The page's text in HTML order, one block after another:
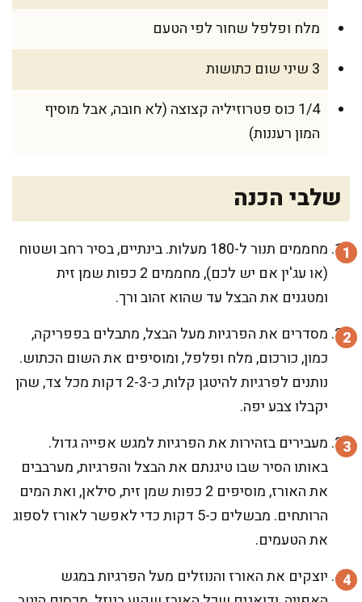
מלח ופלפל שחור לפי הטעם
3 שיני שום כתושות
1/4 כוס פטרוזיליה קצוצה (לא חובה, אבל מוסיף
המון רעננות)
שלבי הכנה
מחממים תנור ל-180 מעלות. בינתיים, בסיר רחב ושטוח
(או עג'ין אם יש לכם), מחממים 2 כפות שמן זית
ומטגנים את הבצל עד שהוא זהוב ורך.
מסדרים את הפרגיות מעל הבצל, מתבלים בפפריקה,
כמון, כורכום, מלח ופלפל, ומוסיפים את השום הכתוש.
נותנים לפרגיות להיטגן קלות, כ-2-3 דקות מכל צד, שהן
יקבלו צבע יפה.
מעבירים בזהירות את הפרגיות למגש אפייה גדול.
באותו הסיר שבו טיגנתם את הבצל והפרגיות, מערבבים
את האורז, מוסיפים 2 כפות שמן זית, סילאן, ואת המים
הרותחים. מבשלים כ-5 דקות כדי לאפשר לאורז לספוג
את הטעמים.
יוצקים את האורז והנוזלים מעל הפרגיות במגש